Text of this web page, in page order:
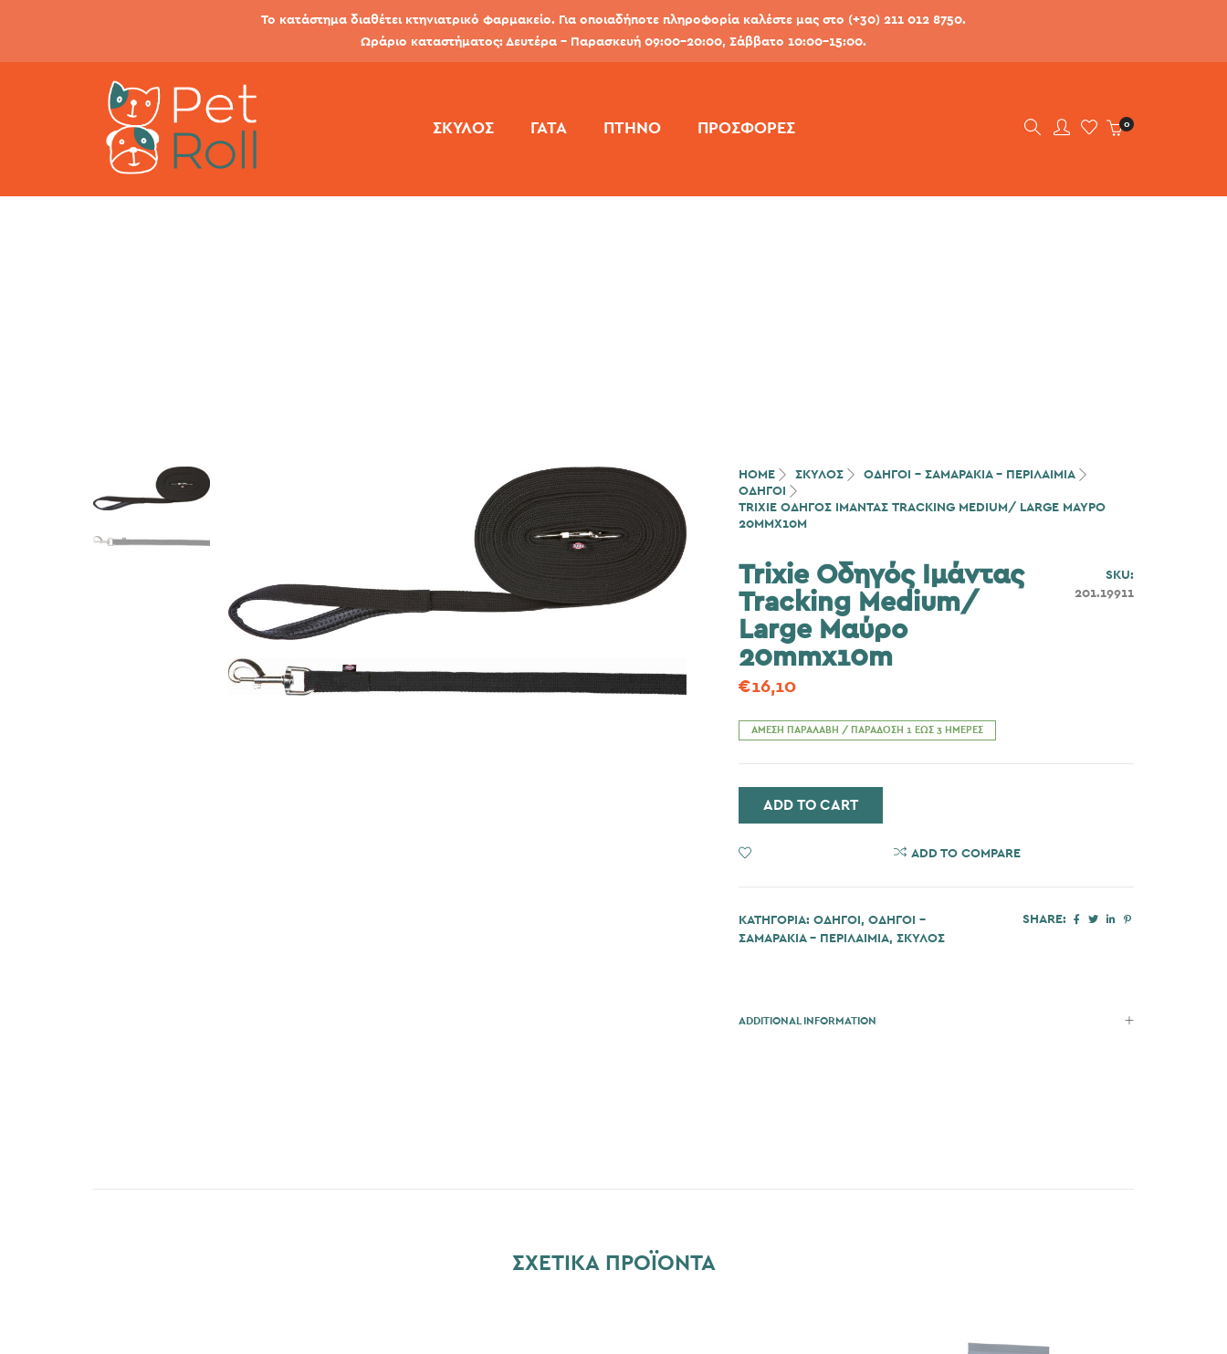
Το κατάστημα διαθέτει κτηνιατρικό φαρμακείο. Για οποιαδήποτε πληροφορία καλέστε μας στο (+30) 211 012 8750.
Ωράριο καταστήματος: Δευτέρα - Παρασκευή 09:00-20:00, Σάββατο 10:00-15:00.
ΣΚΎΛΟΣ ΓΆΤΑ ΠΤΗΝΌ ΠΡΟΣΦΟΡΕΣ 0
HOME ΣΚΎΛΟΣ
ΟΔΗΓΟΙ - ΣΑΜΑΡΑΚΙΑ - ΠΕΡΙΛΑΙΜΙΑ
ΟΔΗΓΟΙ
TRIXIE ΟΔΗΓΌΣ ΙΜΆΝΤΑΣ TRACKING MEDIUM/ LARGE ΜΑΎΡΟ
20MMX10M
Trixie Οδηγός Ιμάντας
Tracking Medium/
Large Μαύρο
20mmx10m
€16,10
SKU:
201.19911
ΆΜΕΣΗ ΠΑΡΑΛΑΒΉ / ΠΑΡΆΔΟΣΗ 1 ΈΩΣ 3 ΗΜΈΡΕΣ
ADD TO CART
ADD TO COMPARE
ΚΑΤΗΓΟΡΊΑ: ΟΔΗΓΟΙ , ΟΔΗΓΟΙ -
ΣΑΜΑΡΑΚΙΑ - ΠΕΡΙΛΑΙΜΙΑ, ΣΚΎΛΟΣ
SHARE:
ADDITIONAL INFORMATION
ΣΧΕΤΙΚΆ ΠΡΟΪΌΝΤΑ